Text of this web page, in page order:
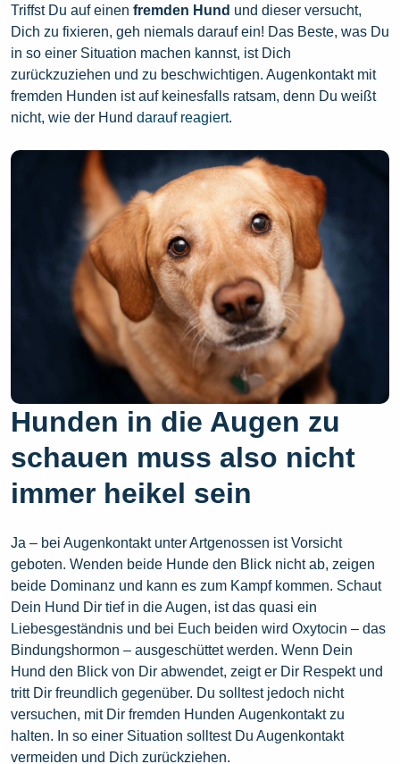
Triffst Du auf einen fremden Hund und dieser versucht,
Dich zu fixieren, geh niemals darauf ein! Das Beste, was Du
in so einer Situation machen kannst, ist Dich
zurückzuziehen und zu beschwichtigen. Augenkontakt mit
fremden Hunden ist auf keinesfalls ratsam, denn Du weißt
nicht, wie der Hund darauf reagiert.
Hunden in die Augen zu
schauen muss also nicht
immer heikel sein
Ja – bei Augenkontakt unter Artgenossen ist Vorsicht
geboten. Wenden beide Hunde den Blick nicht ab, zeigen
beide Dominanz und kann es zum Kampf kommen. Schaut
Dein Hund Dir tief in die Augen, ist das quasi ein
Liebesgeständnis und bei Euch beiden wird Oxytocin – das
Bindungshormon – ausgeschüttet werden. Wenn Dein
Hund den Blick von Dir abwendet, zeigt er Dir Respekt und
tritt Dir freundlich gegenüber. Du solltest jedoch nicht
versuchen, mit Dir fremden Hunden Augenkontakt zu
halten. In so einer Situation solltest Du Augenkontakt
vermeiden und Dich zurückziehen.